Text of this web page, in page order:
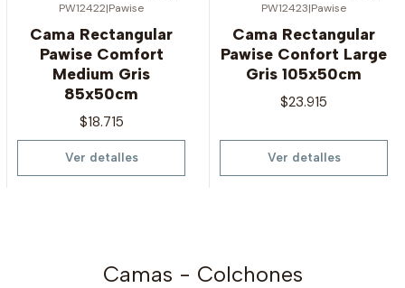
PW12422|Pawise
Cama Rectangular
Pawise Comfort
Medium Gris
85x50cm
$18.715
Ver detalles
PW12423|Pawise
Cama Rectangular
Pawise Confort Large
Gris 105x50cm
$23.915
Ver detalles
Camas - Colchones